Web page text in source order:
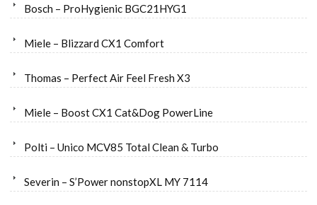
Bosch – ProHygienic BGC21HYG1
Miele – Blizzard CX1 Comfort
Thomas – Perfect Air Feel Fresh X3
Miele – Boost CX1 Cat&Dog PowerLine
Polti – Unico MCV85 Total Clean & Turbo
Severin – S’Power nonstopXL MY 7114